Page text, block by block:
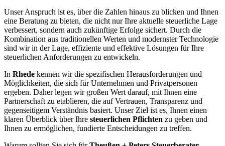
Unser Anspruch ist es, über die Zahlen hinaus zu blicken und Ihnen
eine Beratung zu bieten, die nicht nur Ihre aktuelle steuerliche Lage
verbessert, sondern auch zukünftige Erfolge sichert. Durch die
Kombination aus traditionellen Werten und modernster Technologie
sind wir in der Lage, effiziente und effektive Lösungen für Ihre
steuerlichen Anforderungen zu entwickeln.
In Rhede kennen wir die spezifischen Herausforderungen und
Möglichkeiten, die sich für Unternehmen und Privatpersonen
ergeben. Daher legen wir großen Wert darauf, mit Ihnen eine
Partnerschaft zu etablieren, die auf Vertrauen, Transparenz und
gegenseitigem Verständnis basiert. Unser Ziel ist es, Ihnen einen
klaren Überblick über Ihre steuerlichen Pflichten zu geben und
Ihnen zu ermöglichen, fundierte Entscheidungen zu treffen.